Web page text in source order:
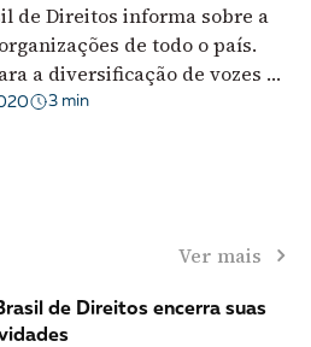
de Direitos informa sobre a
de todo o país.
a diversificação de vozes na
3 min
Ver mais
de Direitos encerra suas